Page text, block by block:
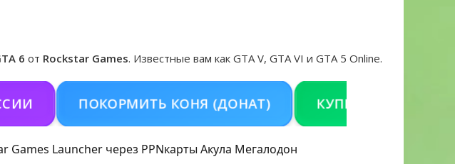
6 от Rockstar Games. Известные вам как GTA V, GTA VI и GTA 5 Online.
ПОКОРМИТЬ КОНЯ (ДОНАТ) КУПИТЬ GTA 5 ONLINE НА
Games Launcher через PPNкарты Акула Мегалодон